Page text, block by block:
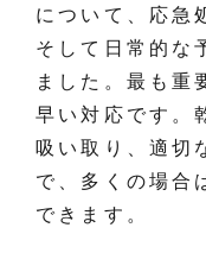
について、応急
そして日常的な
ました。最も重
早い対応です。
吸い取り、適切
で、多くの場合
できます。